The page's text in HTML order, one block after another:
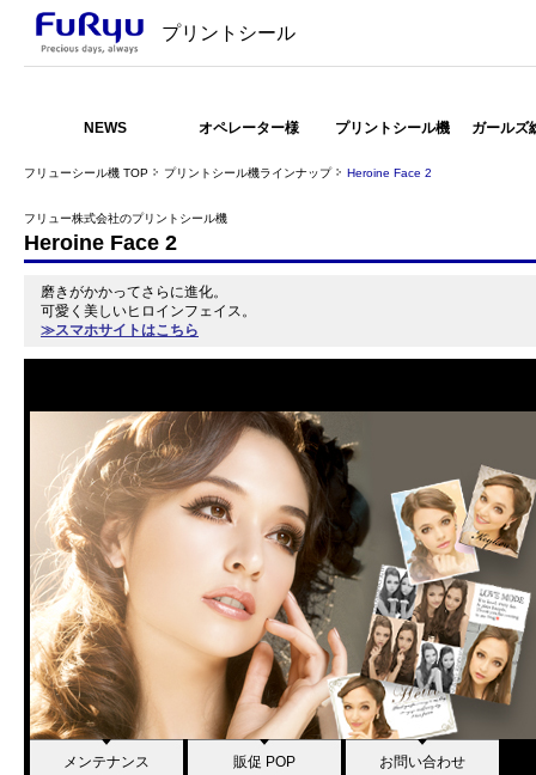
プリントシール
NEWS オペレーター様 プリントシール機 ガールズ
フリューシール機 TOP プリントシール機ラインナップ Heroine Face 2
フリュー株式会社のプリントシール機
Heroine Face 2
磨きがかかってさらに進化。
可愛く美しいヒロインフェイス。
≫スマホサイトはこちら
メンテナンス 販促 POP お問い合わせ